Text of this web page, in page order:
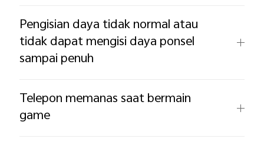
Pengisian daya tidak normal atau
tidak dapat mengisi daya ponsel
sampai penuh
Telepon memanas saat bermain
game